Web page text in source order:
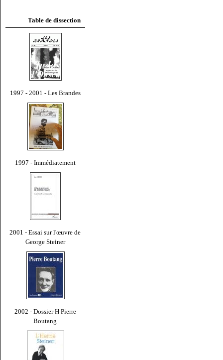
Table de dissection
1997 - 2001 - Les Brandes
1997 - Immédiatement
2001 - Essai sur l'œuvre de
George Steiner
2002 - Dossier H Pierre
Boutang